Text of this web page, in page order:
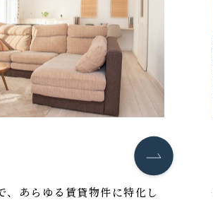
、あらゆる賃貸物件に特化し